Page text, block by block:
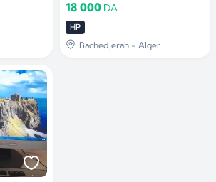
18 000 DA
HP
Bachedjerah - Alger